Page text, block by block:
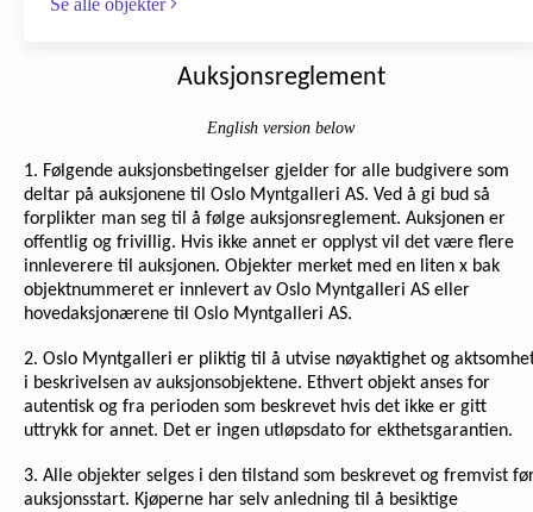
Se alle objekter
Auksjonsreglement
English version below
1. Følgende auksjonsbetingelser gjelder for alle budgivere som
deltar på auksjonene til Oslo Myntgalleri AS. Ved å gi bud så
forplikter man seg til å følge auksjonsreglement. Auksjonen er
offentlig og frivillig. Hvis ikke annet er opplyst vil det være flere
innleverere til auksjonen. Objekter merket med en liten x bak
objektnummeret er innlevert av Oslo Myntgalleri AS eller
hovedaksjonærene til Oslo Myntgalleri AS.
2. Oslo Myntgalleri er pliktig til å utvise nøyaktighet og
i beskrivelsen av auksjonsobjektene. Ethvert objekt anses for
autentisk og fra perioden som beskrevet hvis det ikke er gitt
uttrykk for annet. Det er ingen utløpsdato for ekthetsgarantien.
3. Alle objekter selges i den tilstand som beskrevet og fremvist
auksjonsstart. Kjøperne har selv anledning til å besiktige